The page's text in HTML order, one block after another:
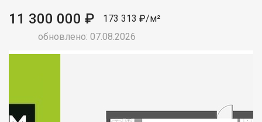
11 300 000 ₽
173 313 ₽/м²
обновлено: 07.08.2026